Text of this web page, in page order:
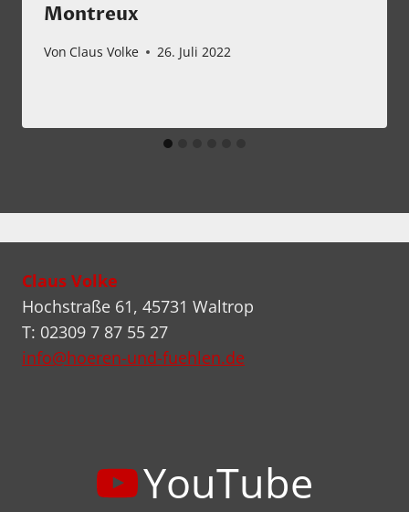
Montreux
Von Claus Volke 26. Juli 2022
Claus Volke
Hochstraße 61, 45731 Waltrop
T: 02309 7 87 55 27
info@hoeren-und-fuehlen.de
YouTube